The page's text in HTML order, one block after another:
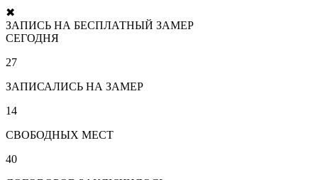
✖
ЗАПИСЬ НА БЕСПЛАТНЫЙ ЗАМЕР
СЕГОДНЯ
27
ЗАПИСАЛИСЬ НА ЗАМЕР
14
СВОБОДНЫХ МЕСТ
40